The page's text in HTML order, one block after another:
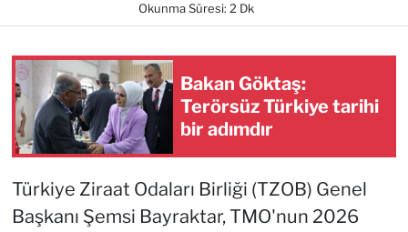
Okunma Süresi: 2 Dk
Bakan Göktaş:
Terörsüz Türkiye tarihi
bir adımdır
Türkiye Ziraat Odaları Birliği (TZOB) Genel
Başkanı Şemsi Bayraktar, TMO'nun 2026